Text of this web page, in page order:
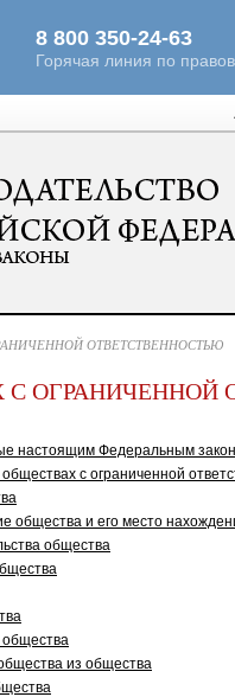
ОТВЕТСТВЕННОСТЬЮ
С ОГРАНИЧЕННОЙ
настоящим Федеральным
с ограниченной
общества и его место
общества
общества
из общества